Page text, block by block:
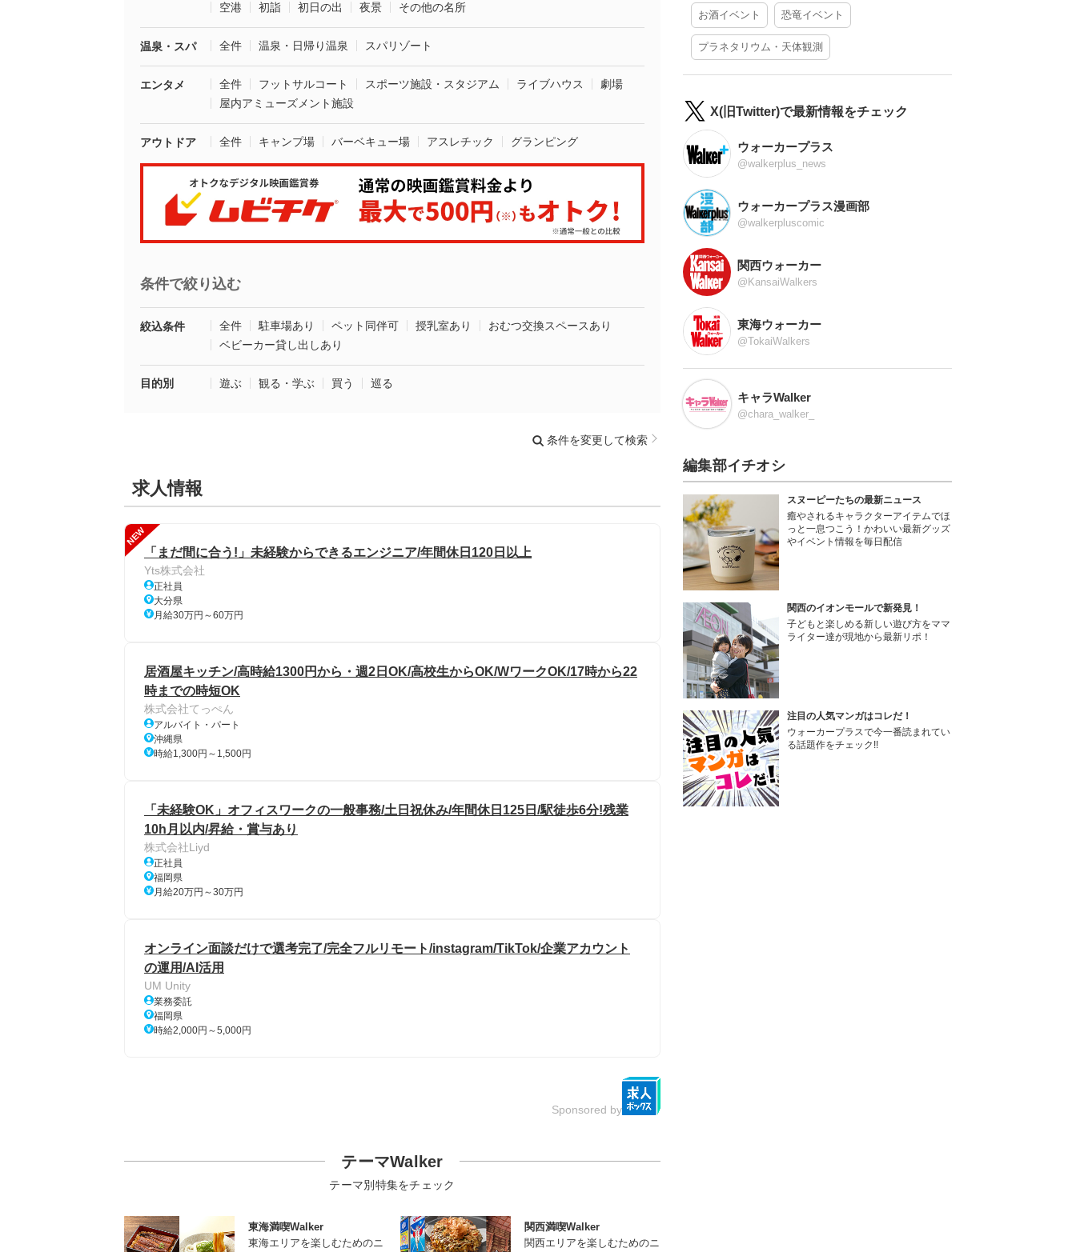
空港
初詣 初日の出 夜景 その他の名所
温泉・スパ 全件 温泉・日帰り温泉 スパリゾート
エンタメ 全件 フットサルコート スポーツ施設・スタジアム ライブハウス
劇場
屋内アミューズメント施設
アウトドア 全件 キャンプ場 バーベキュー場 アスレチック グランピング
条件で絞り込む
絞込条件 全件 駐車場あり ペット同伴可 授乳室あり
おむつ交換スペースあり
ベビーカー貸し出しあり
目的別 遊ぶ 観る・学ぶ 買う 巡る
条件を変更して検索
求人情報
NEW
「まだ間に合う!」未経験からできるエンジニア/年間休日120日以上
Yts株式会社
正社員
大分県
月給30万円～60万円
居酒屋キッチン/高時給1300円から・週2日OK/高校生からOK/WワークOK/17時から22
時までの時短OK
株式会社てっぺん
アルバイト・パート
沖縄県
時給1,300円～1,500円
「未経験OK」オフィスワークの一般事務/土日祝休み/年間休日125日/駅徒歩6分!残業
10h月以内/昇給・賞与あり
株式会社Liyd
正社員
福岡県
月給20万円～30万円
オンライン面談だけで選考完了/完全フルリモート/instagram/TikTok/企業アカウント
の運用/AI活用
UM Unity
業務委託
福岡県
時給2,000円～5,000円
Sponsored by
テーマWalker
テーマ別特集をチェック
東海満喫Walker
東海エリアを楽しむためのニ
関西満喫Walker
関西エリアを楽しむためのニ
お酒イベント 恐竜イベント
プラネタリウム・天体観測
X(旧Twitter)で最新情報をチェック
ウォーカープラス
@walkerplus_news
ウォーカープラス漫画部
@walkerpluscomic
関西ウォーカー
@KansaiWalkers
東海ウォーカー
@TokaiWalkers
キャラWalker
@chara_walker_
編集部イチオシ
スヌーピーたちの最新ニュース
癒やされるキャラクターアイテムでほ
っと一息つこう！かわいい最新グッズ
やイベント情報を毎日配信
関西のイオンモールで新発見！
子どもと楽しめる新しい遊び方をママ
ライター達が現地から最新リポ！
注目の人気マンガはコレだ！
ウォーカープラスで今一番読まれてい
る話題作をチェック!!